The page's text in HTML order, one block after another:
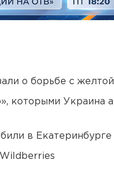
о борьбе с
которыми Украина
в Екатеринбурге